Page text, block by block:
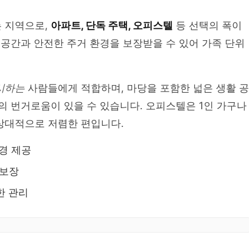
지역으로, 아파트, 단독 주택, 오피스텔 등 선택의 폭이
간과 안전한 주거 환경을 보장받을 수 있어 가족 단위
하는 사람들에게 적합하며, 마당을 포함한 넓은 생활 공
번거로움이 있을 수 있습니다. 오피스텔은 1인 가구나
적으로 저렴한 편입니다.
제공
장
관리